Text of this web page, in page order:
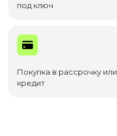
под ключ
Покупка в рассрочку или
кредит